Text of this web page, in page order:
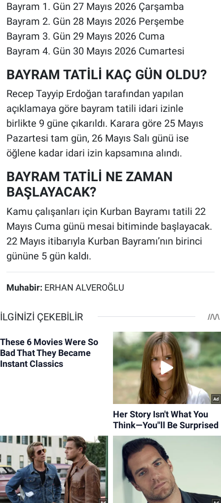
Bayram 1. Gün 27 Mayıs 2026 Çarşamba
Bayram 2. Gün 28 Mayıs 2026 Perşembe
Bayram 3. Gün 29 Mayıs 2026 Cuma
Bayram 4. Gün 30 Mayıs 2026 Cumartesi
BAYRAM TATİLİ KAÇ GÜN OLDU?
Recep Tayyip Erdoğan tarafından yapılan
açıklamaya göre bayram tatili idari izinle
birlikte 9 güne çıkarıldı. Karara göre 25 Mayıs
Pazartesi tam gün, 26 Mayıs Salı günü ise
öğlene kadar idari izin kapsamına alındı.
BAYRAM TATİLİ NE ZAMAN
BAŞLAYACAK?
Kamu çalışanları için Kurban Bayramı tatili 22
Mayıs Cuma günü mesai bitiminde başlayacak.
22 Mayıs itibarıyla Kurban Bayramı’nın birinci
gününe 5 gün kaldı.
Muhabir: ERHAN ALVEROĞLU